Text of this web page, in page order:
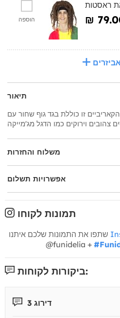
הוספה
ראסטות
₪‎
תיאור
זו כוללת בגד גוף שחור עם
משלוח והחזרות
אפשרויות תשלום
תמונות לקוחו
@funidelia +
ביקורות לקוחות:
דירוג 3